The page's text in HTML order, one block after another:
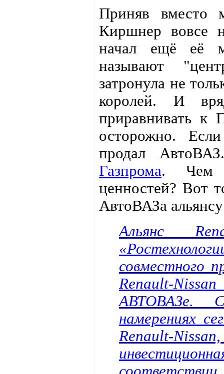
Приняв вместо
Киршнер вовсе
начал ещё её
называют
затронула не
королей. И
приравнивать к
осторожно.
продал
Газпрома. Чем
ценностей? Вот
АвтоВАЗа
Альянс
совместного
Renault-
АВТОВАЗе.
намерениях
Renault-